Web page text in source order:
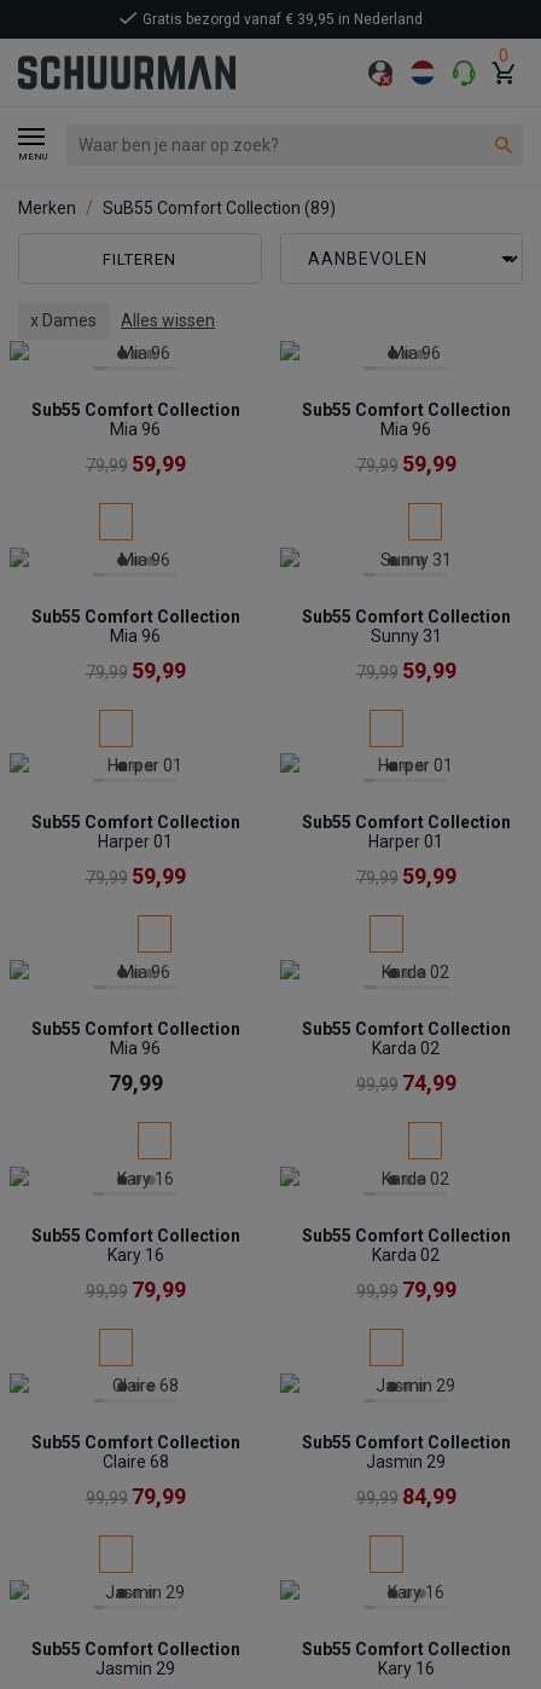
0
MENU
Gratis bezorgd vanaf € 39,95 in Nederland
Merken SuB55 Comfort Collection (89)
FILTEREN
x Dames Alles wissen
Sub55 Comfort Collection
Mia 96
79,99 59,99
Sub55 Comfort Collection
Mia 96
79,99 59,99
Sub55 Comfort Collection
Mia 96
79,99 59,99
Sub55 Comfort Collection
Sunny 31
79,99 59,99
Sub55 Comfort Collection
Harper 01
79,99 59,99
Sub55 Comfort Collection
Harper 01
79,99 59,99
Sub55 Comfort Collection
Mia 96
79,99
Sub55 Comfort Collection
Karda 02
99,99 74,99
Sub55 Comfort Collection
Kary 16
99,99 79,99
Sub55 Comfort Collection
Karda 02
99,99 79,99
Sub55 Comfort Collection
Claire 68
99,99 79,99
Sub55 Comfort Collection
Jasmin 29
99,99 84,99
Sub55 Comfort Collection
Jasmin 29
Sub55 Comfort Collection
Kary 16